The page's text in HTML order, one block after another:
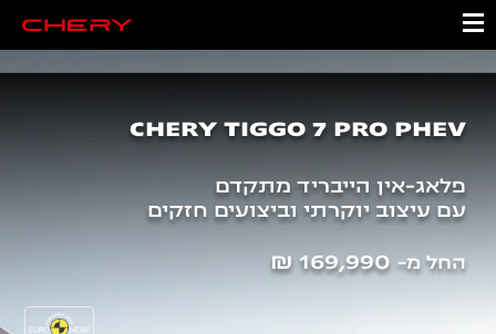
CHERY TIGGO 7 PRO PHEV
פלאג-אין הייבריד מתקדם
עם עיצוב יוקרתי וביצועים חזקים
החל מ-